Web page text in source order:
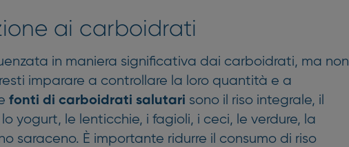
ai carboidrati
in maniera significativa dai carboidrati, ma non
imparare a controllare la loro quantità e a
fonti di carboidrati salutari sono il riso integrale, il
yogurt, le lenticchie, i fagioli, i ceci, le verdure, la
saraceno. È importante ridurre il consumo di riso